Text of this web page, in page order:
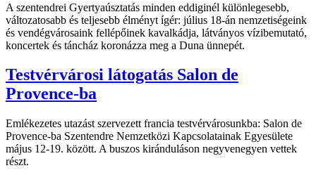
A szentendrei Gyertyaúsztatás minden eddiginél különlegesebb,
változatosabb és teljesebb élményt ígér: július 18-án nemzetiségeink
és vendégvárosaink fellépőinek kavalkádja, látványos vízibemutató,
koncertek és táncház koronázza meg a Duna ünnepét.
Testvérvárosi látogatás Salon de
Provence-ba
Emlékezetes utazást szervezett francia testvérvárosunkba: Salon de
Provence-ba Szentendre Nemzetközi Kapcsolatainak Egyesülete
május 12-19. között. A buszos kiránduláson negyvenegyen vettek
részt.